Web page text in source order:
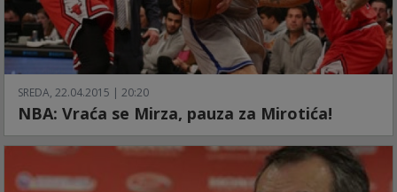
SREDA, 22.04.2015 | 20:20
NBA: Vraća se Mirza, pauza za Mirotića!